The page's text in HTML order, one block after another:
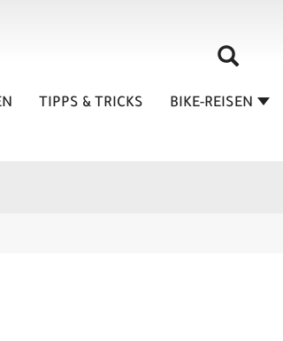
TIPPS & TRICKS BIKE-REISEN